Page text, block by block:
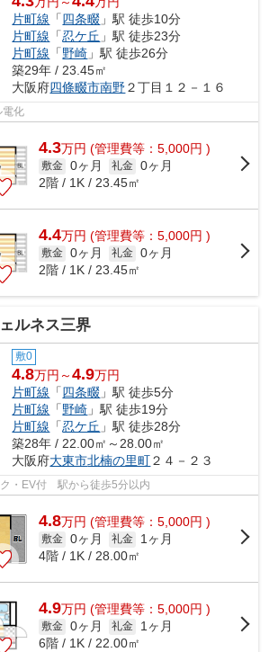
片町線 「四条畷 」駅 徒歩10分
片町線 「忍ケ丘 」駅 徒歩23分
片町線 「野崎 」駅 徒歩26分
築29年 / 23.45㎡
大阪府四條畷市南野２丁目１２－１６
電化
4.3万円 (管理費等：5,000円 )
敷金 0ヶ月 礼金 0ヶ月
2階 / 1K / 23.45㎡
4.4万円 (管理費等：5,000円 )
敷金 0ヶ月 礼金 0ヶ月
2階 / 1K / 23.45㎡
ルネス三界
敷0
4.8万円～4.9万円
片町線 「四条畷 」駅 徒歩5分
片町線 「野崎 」駅 徒歩19分
片町線 「忍ケ丘 」駅 徒歩28分
築28年 / 22.00㎡～28.00㎡
大阪府大東市北楠の里町２４－２３
ク・EV付 駅から徒歩5分以内
4.8万円 (管理費等：5,000円 )
敷金 0ヶ月 礼金
1ヶ月
4階 / 1K / 28.00㎡
4.9万円 (管理費等：5,000円 )
敷金 0ヶ月 礼金
1ヶ月
6階 / 1K / 22.00㎡